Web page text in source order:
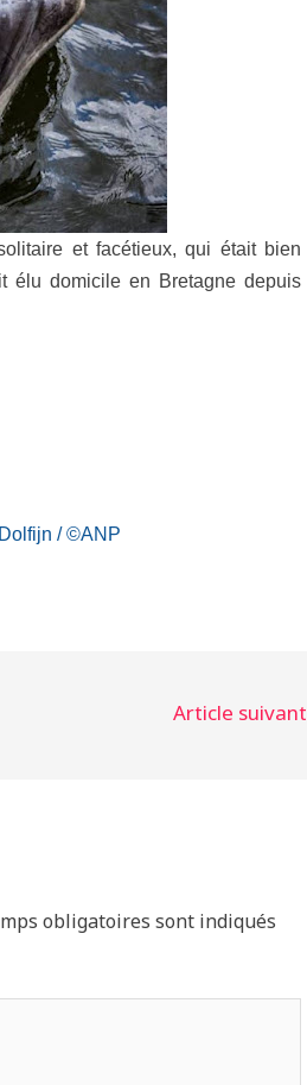
et facétieux, qui était bien
élu domicile en Bretagne depuis
/ ©ANP
Article suivant
obligatoires sont indiqués